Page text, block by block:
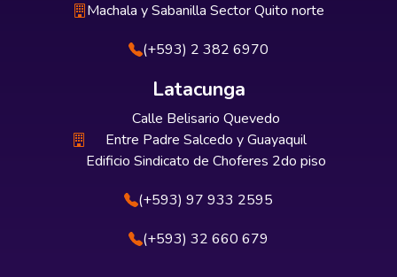
Machala y Sabanilla Sector Quito norte
(+593) 2 382 6970
Latacunga
Calle Belisario Quevedo
Entre Padre Salcedo y Guayaquil
Edificio Sindicato de Choferes 2do piso
(+593) 97 933 2595
(+593) 32 660 679